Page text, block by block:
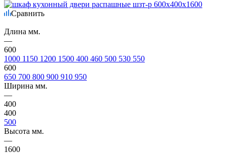
Сравнить
Длина мм.
—
600
1000 1150 1200 1500 400 460 500 530 550
600
650 700 800 900 910 950
Ширина мм.
—
400
400
500
Высота мм.
—
1600